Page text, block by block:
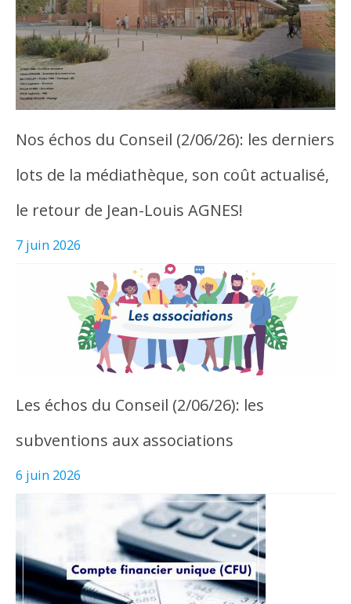
Nos échos du Conseil (2/06/26): les derniers
lots de la médiathèque, son coût actualisé,
le retour de Jean-Louis AGNES!
7 juin 2026
Les échos du Conseil (2/06/26): les
subventions aux associations
6 juin 2026